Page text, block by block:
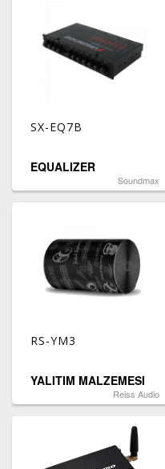
SX-EQ7B
EQUALIZER
Soundmax
RS-YM3
YALITIM MALZEMESI
Reiss Audio